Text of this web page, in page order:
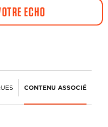
ECHO
CONTENU ASSOCIÉ